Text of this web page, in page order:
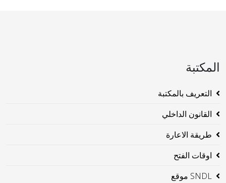
المكتبة
التعريف بالمكتبة
القانون الداخلي
طريقة الاعارة
اوقات الفتح
SNDL موقع